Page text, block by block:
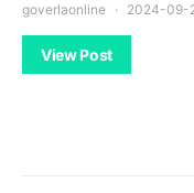
goverlaonline 2024-09-
View Post